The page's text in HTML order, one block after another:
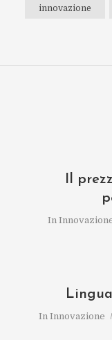
innovazione
Il
In
In Innovazione